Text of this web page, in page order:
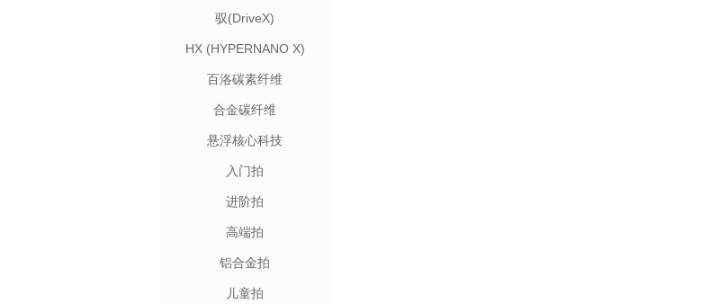
驭(DriveX)
HX (HYPERNANO X)
百洛碳素纤维
合金碳纤维
悬浮核心科技
入门拍
进阶拍
高端拍
铝合金拍
儿童拍